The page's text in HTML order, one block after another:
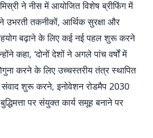
ने नीस में आयोजित विशेष ब्रीफिंग में
ने उभरती तकनीकों, आर्थिक सुरक्षा और
बढ़ाने के लिए कई नई पहल शुरू करने
कहा, ‘दोनों देशों ने अगले पांच वर्षों में
दोगुना करने के लिए उच्चस्तरीय तंत्र स्थापित
संवाद शुरू करने, इनोवेशन रोडमैप 2030
पर संयुक्त कार्य समूह बनाने पर